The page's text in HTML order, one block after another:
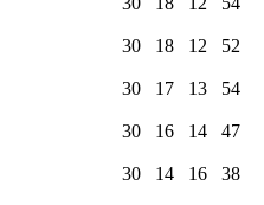
30 18 12 52
30 17 13 54
30 16 14 47
30 14 16 38